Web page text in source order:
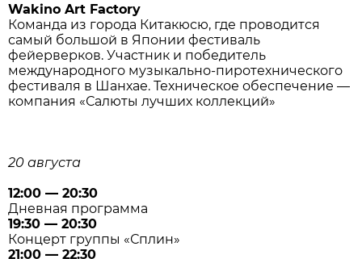
Wakino Art Factory
Команда из города Китакюсю, где проводится
самый большой в Японии фестиваль
фейерверков. Участник и победитель
международного музыкально-пиротехнического
фестиваля в Шанхае. Техническое обеспечение —
компания «Салюты лучших коллекций»
20 августа
12:00 — 20:30
Дневная программа
19:30 — 20:30
Концерт группы «Сплин»
21:00 — 22:30